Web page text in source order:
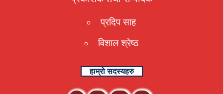
प्रदिप साह
विशाल श्रेष्ठ
हाम्रो सदस्यहरु